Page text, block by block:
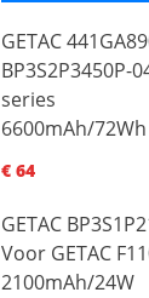
GETAC
BP3S2P3450P-
series
6600mAh/72Wh
€ 64
GETAC
Voor GETAC
2100mAh/24W